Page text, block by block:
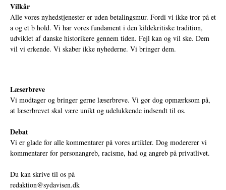
Vilkår
Alle vores nyhedstjenester er uden betalingsmur. Fordi vi ikke tror på et
a og et b hold. Vi har vores fundament i den kildekritiske tradition,
udviklet af danske historikere gennem tiden. Fejl kan og vil ske. Dem
vil vi erkende. Vi skaber ikke nyhederne. Vi bringer dem.
Læserbreve
Vi modtager og bringer gerne læserbreve. Vi gør dog opmærksom på,
at læserbrevet skal være unikt og udelukkende indsendt til os.
Debat
Vi er glade for alle kommentarer på vores artikler. Dog modererer vi
kommentarer for personangreb, racisme, had og angreb på privatlivet.
Du kan skrive til os på
redaktion@sydavisen.dk